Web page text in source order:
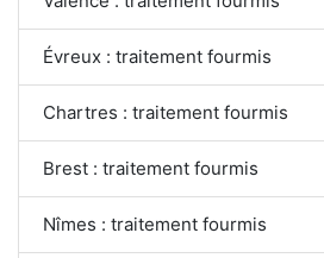
Évreux : traitement fourmis
Chartres : traitement fourmis
Brest : traitement fourmis
Nîmes : traitement fourmis